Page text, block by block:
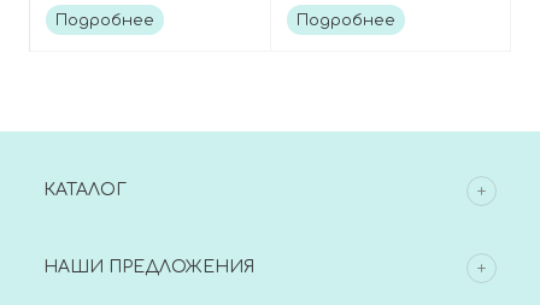
Подробнее
Collagen Small
Подробнее
КАТАЛОГ
НАШИ ПРЕДЛОЖЕНИЯ